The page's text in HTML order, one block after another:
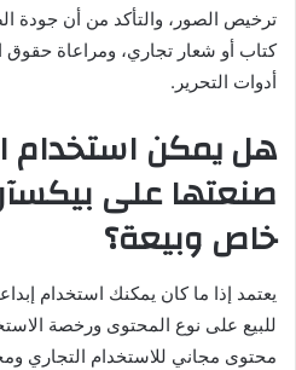
ترخيص الصور، والتأكد من أن جودة
كتاب أو شعار تجاري، ومراعاة حقوق
أدوات التحرير.
هل يمكن استخدام
صنعتها على
خاص وبيعة؟
للبيع على نوع المحتوى ورخصة
محتوى مجاني للاستخدام التجاري